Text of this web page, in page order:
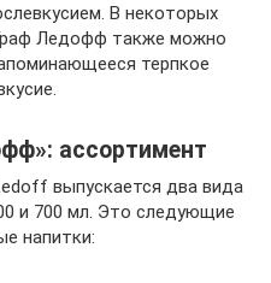
В некоторых
Ледофф также можно
терпкое
ассортимент
выпускается два вида
и 700 мл. Это следующие
напитки: